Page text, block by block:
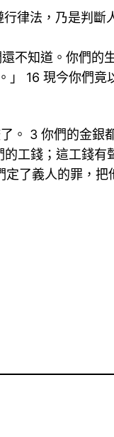
律法，乃是判斷
不知道。你們的
」 16 現今你們竟
。 3 你們的金銀
工錢；這工錢有
了義人的罪，把